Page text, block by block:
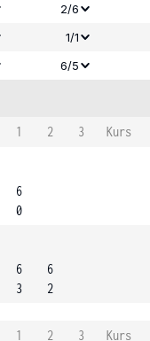
2/6
1/1
6/5
1 2 3
Kurs
6
0
6
3
6
2
1 2 3
Kurs